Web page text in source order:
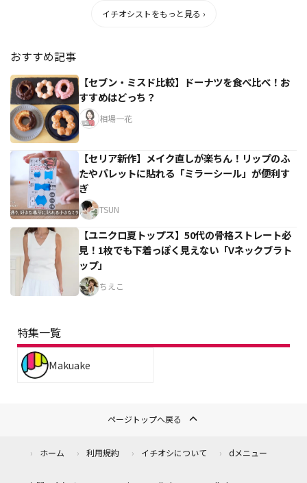
イチオシストをもっと見る ›
おすすめ記事
【セブン・ミスド比較】ドーナツを食べ比べ！お
すすめはどっち？
相場一花
【セリア新作】メイク直しが楽ちん！リップのふ
たやパレットに貼れる「ミラーシール」が便利す
ぎ
TSUN
【ユニクロ夏トップス】50代の骨格ストレート必
見！1枚でも下着っぽく見えない「Vネックブラト
ップ」
ちえこ
特集一覧
Makuake
ページトップへ戻る
ホーム 利用規約 イチオシについて dメニュー